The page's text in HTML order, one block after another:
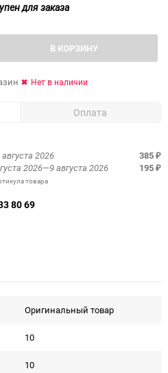
для заказа
В КОРЗИНУ
Нет в наличии
Оплата
2026 385 ₽
2026—9 августа 2026 195 ₽
товара
80 69
Оригинальный товар
10
10